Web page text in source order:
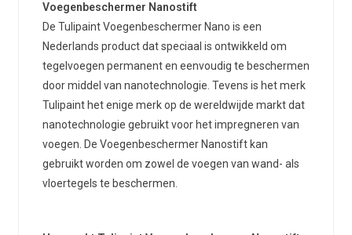
Voegenbeschermer Nanostift
De Tulipaint Voegenbeschermer Nano is een
Nederlands product dat speciaal is ontwikkeld om
tegelvoegen permanent en eenvoudig te beschermen
door middel van nanotechnologie. Tevens is het merk
Tulipaint het enige merk op de wereldwijde markt dat
nanotechnologie gebruikt voor het impregneren van
voegen. De Voegenbeschermer Nanostift kan
gebruikt worden om zowel de voegen van wand- als
vloertegels te beschermen.